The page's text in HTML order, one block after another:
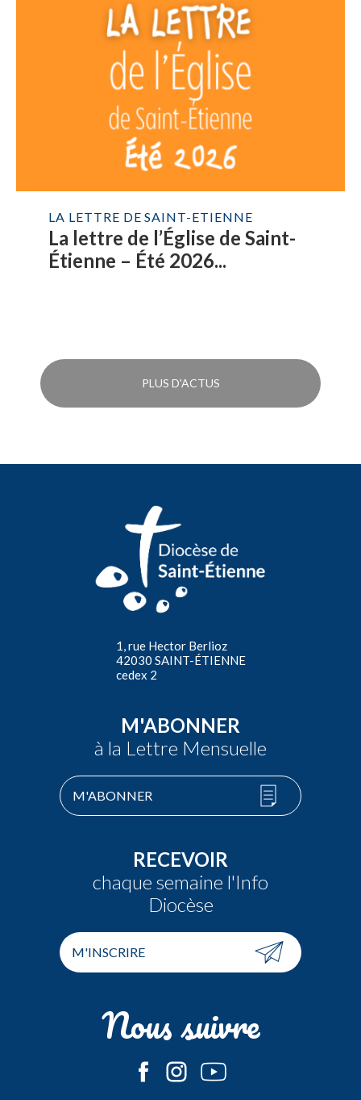
LA LETTRE DE SAINT-ETIENNE
La lettre de l’Église de Saint-
Étienne – Été 2026...
PLUS D'ACTUS
1, rue Hector Berlioz
42030 SAINT-ÉTIENNE
cedex 2
M'ABONNER
à la Lettre Mensuelle
M'ABONNER
RECEVOIR
chaque semaine l'Info
Diocèse
M'INSCRIRE
Nous suivre